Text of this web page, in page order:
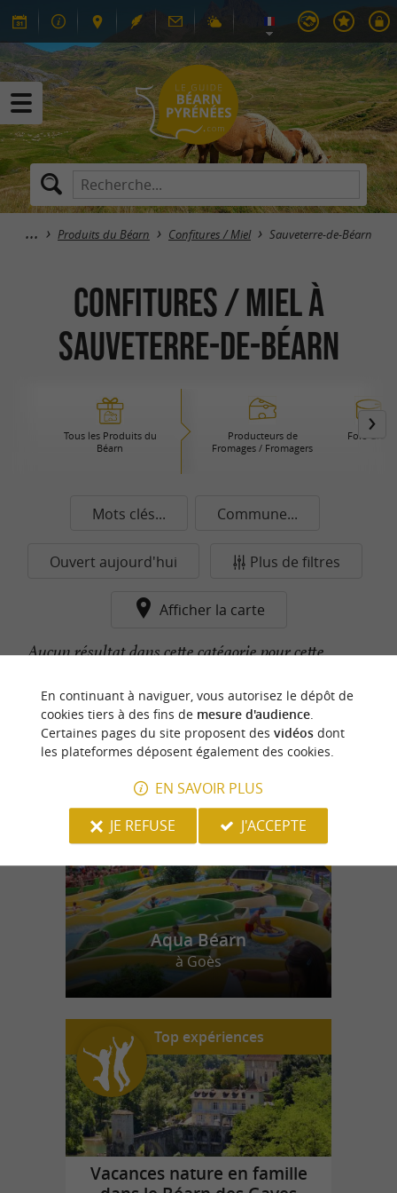
Produits du Béarn Confitures / Miel Sauveterre-de-Béarn
Confitures / Miel à
Sauveterre-de-Béarn
Tous les Produits du
Béarn
Producteurs de
Fromages / Fromagers
Foie Gras
Mots clés... Commune...
Ouvert aujourd'hui Plus de filtres
Afficher la carte
Aucun résultat dans cette catégorie pour cette
n
o
t
r
e
c
o
u
p
d
e
c
o
e
u
r
Aqua Béarn
à Goès
Top expériences
Vacances nature en famille
En continuant à naviguer, vous autorisez le dépôt de
cookies tiers à des fins de mesure d'audience.
Certaines pages du site proposent des vidéosdont
les plateformes déposent également des cookies.
EN SAVOIR PLUS
JE REFUSE
J'ACCEPTE